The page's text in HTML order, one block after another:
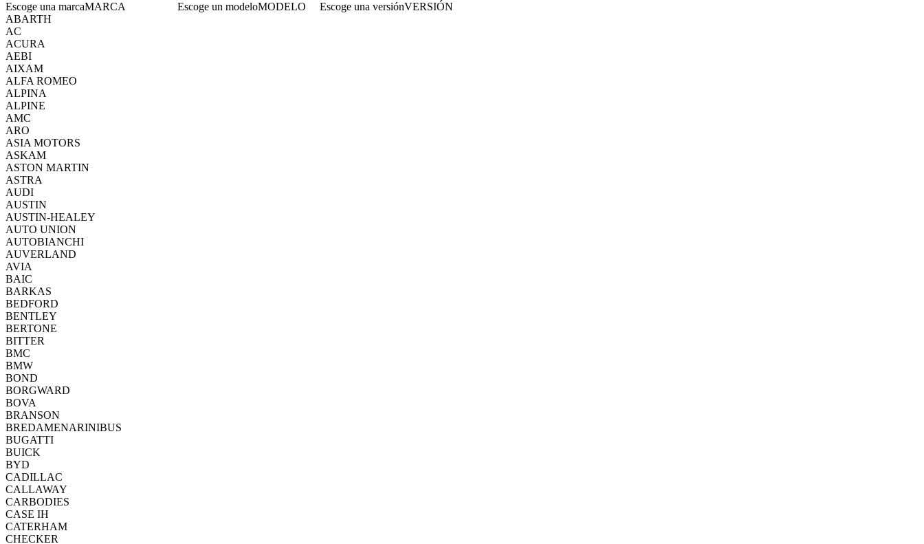
Escoge una marcaMARCA
ABARTH
AC
ACURA
AEBI
AIXAM
ALFA ROMEO
ALPINA
ALPINE
AMC
ARO
ASIA MOTORS
ASKAM
ASTON MARTIN
ASTRA
AUDI
AUSTIN
AUSTIN-HEALEY
AUTO UNION
AUTOBIANCHI
AUVERLAND
AVIA
BAIC
BARKAS
BEDFORD
BENTLEY
BERTONE
BITTER
BMC
BMW
BOND
BORGWARD
BOVA
BRANSON
BREDAMENARINIBUS
BUGATTI
BUICK
BYD
CADILLAC
CALLAWAY
CARBODIES
CASE IH
CATERHAM
CHECKER
Escoge un modeloMODELO Escoge una versiónVERSIÓN